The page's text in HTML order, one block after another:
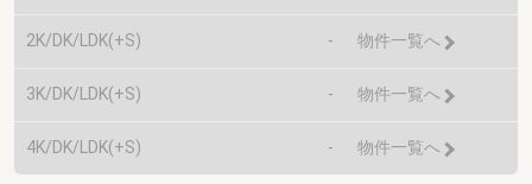
2K/DK/LDK(+S) - 物件一覧へ
3K/DK/LDK(+S) - 物件一覧へ
4K/DK/LDK(+S) - 物件一覧へ